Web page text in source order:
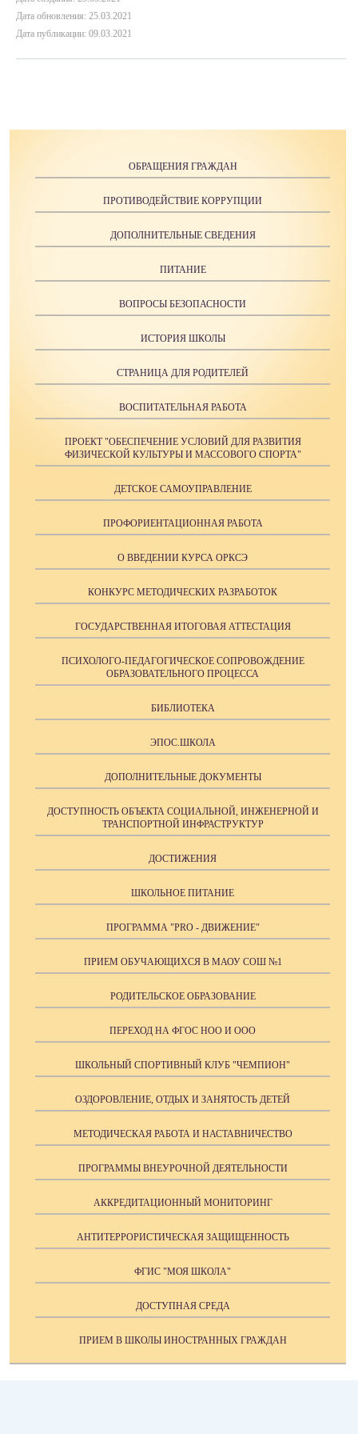
Дата обновления: 25.03.2021
Дата публикации: 09.03.2021
ОБРАЩЕНИЯ ГРАЖДАН
ПРОТИВОДЕЙСТВИЕ КОРРУПЦИИ
ДОПОЛНИТЕЛЬНЫЕ СВЕДЕНИЯ
ПИТАНИЕ
ВОПРОСЫ БЕЗОПАСНОСТИ
ИСТОРИЯ ШКОЛЫ
СТРАНИЦА ДЛЯ РОДИТЕЛЕЙ
ВОСПИТАТЕЛЬНАЯ РАБОТА
ПРОЕКТ "ОБЕСПЕЧЕНИЕ УСЛОВИЙ ДЛЯ РАЗВИТИЯ
ФИЗИЧЕСКОЙ КУЛЬТУРЫ И МАССОВОГО СПОРТА"
ДЕТСКОЕ САМОУПРАВЛЕНИЕ
ПРОФОРИЕНТАЦИОННАЯ РАБОТА
О ВВЕДЕНИИ КУРСА ОРКСЭ
КОНКУРС МЕТОДИЧЕСКИХ РАЗРАБОТОК
ГОСУДАРСТВЕННАЯ ИТОГОВАЯ АТТЕСТАЦИЯ
ПСИХОЛОГО-ПЕДАГОГИЧЕСКОЕ СОПРОВОЖДЕНИЕ
ОБРАЗОВАТЕЛЬНОГО ПРОЦЕССА
БИБЛИОТЕКА
ЭПОС.ШКОЛА
ДОПОЛНИТЕЛЬНЫЕ ДОКУМЕНТЫ
ДОСТУПНОСТЬ ОБЪЕКТА СОЦИАЛЬНОЙ, ИНЖЕНЕРНОЙ И
ТРАНСПОРТНОЙ ИНФРАСТРУКТУР
ДОСТИЖЕНИЯ
ШКОЛЬНОЕ ПИТАНИЕ
ПРОГРАММА "PRO - ДВИЖЕНИЕ"
ПРИЕМ ОБУЧАЮЩИХСЯ В МАОУ СОШ №1
РОДИТЕЛЬСКОЕ ОБРАЗОВАНИЕ
ПЕРЕХОД НА ФГОС НОО И ООО
ШКОЛЬНЫЙ СПОРТИВНЫЙ КЛУБ "ЧЕМПИОН"
ОЗДОРОВЛЕНИЕ, ОТДЫХ И ЗАНЯТОСТЬ ДЕТЕЙ
МЕТОДИЧЕСКАЯ РАБОТА И НАСТАВНИЧЕСТВО
ПРОГРАММЫ ВНЕУРОЧНОЙ ДЕЯТЕЛЬНОСТИ
АККРЕДИТАЦИОННЫЙ МОНИТОРИНГ
АНТИТЕРРОРИСТИЧЕСКАЯ ЗАЩИЩЕННОСТЬ
ФГИС "МОЯ ШКОЛА"
ДОСТУПНАЯ СРЕДА
ПРИЕМ В ШКОЛЫ ИНОСТРАННЫХ ГРАЖДАН